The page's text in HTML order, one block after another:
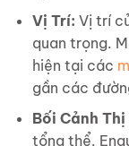
Vị Trí: Vị trí
quan trọng.
hiện tại các
gần các
Bối Cảnh
tổng thể.